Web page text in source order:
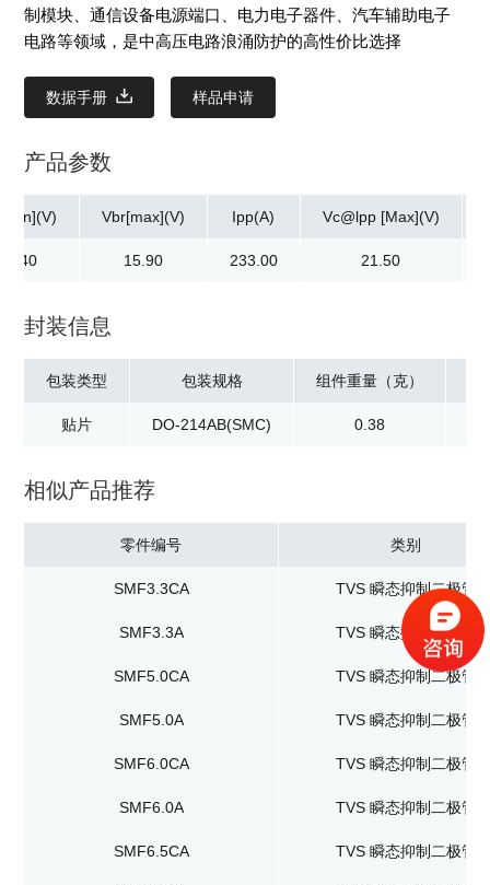
制模块、通信设备电源端口、电力电子器件、汽车辅助电子
电路等领域，是中高压电路浪涌防护的高性价比选择
数据手册 样品申请
产品参数
Vbr[max](V)
15.90
Ipp(A)
233.00
Vc@lpp [Max](V)
21.50
封装信息
包装类型
贴片
包装规格
DO-214AB(SMC)
组件重量（克）
0.38
相似产品推荐
零件编号 类别
SMF3.3CA TVS 瞬态抑制二极管
SMF3.3A TVS 瞬态抑制二极管
SMF5.0CA TVS 瞬态抑制二极管
SMF5.0A TVS 瞬态抑制二极管
SMF6.0CA TVS 瞬态抑制二极管
SMF6.0A TVS 瞬态抑制二极管
SMF6.5CA TVS 瞬态抑制二极管